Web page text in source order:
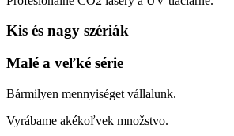
Kis és nagy szériák
Malé a veľké série
Bármilyen mennyiséget vállalunk.
Vyrábame akékoľvek množstvo.